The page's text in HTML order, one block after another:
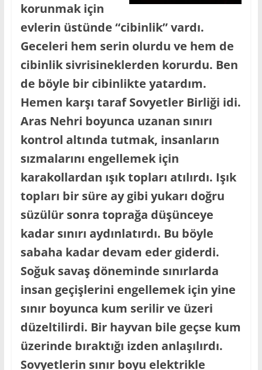
korunmak için
evlerin üstünde “cibinlik” vardı.
Geceleri hem serin olurdu ve hem de
cibinlik sivrisineklerden korurdu. Ben
de böyle bir cibinlikte yatardım.
Hemen karşı taraf Sovyetler Birliği idi.
Aras Nehri boyunca uzanan sınırı
kontrol altında tutmak, insanların
sızmalarını engellemek için
karakollardan ışık topları atılırdı. Işık
topları bir süre ay gibi yukarı doğru
süzülür sonra toprağa düşünceye
kadar sınırı aydınlatırdı. Bu böyle
sabaha kadar devam eder giderdi.
Soğuk savaş döneminde sınırlarda
insan geçişlerini engellemek için yine
sınır boyunca kum serilir ve üzeri
düzeltilirdi. Bir hayvan bile geçse kum
üzerinde bıraktığı izden anlaşılırdı.
Sovyetlerin sınır boyu elektrikle